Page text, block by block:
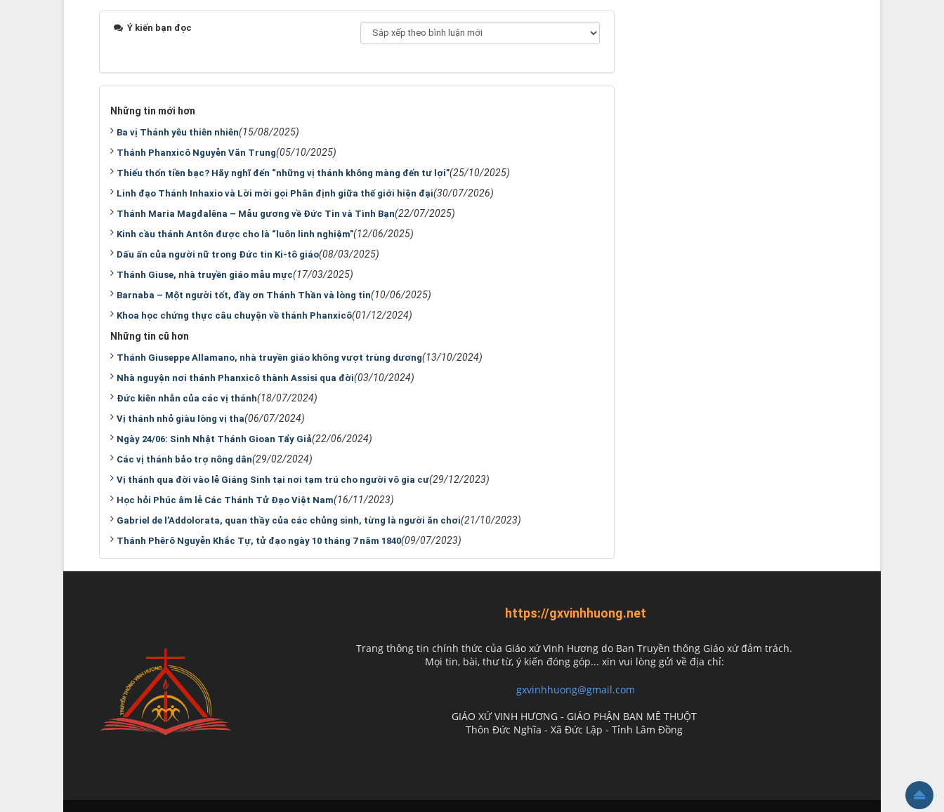
Ý kiến bạn đọc
Những tin mới hơn
Ba vị Thánh yêu thiên nhiên(15/08/2025)
Thánh Phanxicô Nguyễn Văn Trung(05/10/2025)
Thiếu thốn tiền bạc? Hãy nghĩ đến “những vị thánh không màng đến tư lợi”(25/10/2025)
Linh đạo Thánh Inhaxio và Lời mời gọi Phân định giữa thế giới hiện đại(30/07/2026)
Thánh Maria Magđalêna – Mẫu gương về Đức Tin và Tình Bạn(22/07/2025)
Kinh cầu thánh Antôn được cho là “luôn linh nghiệm”(12/06/2025)
Dấu ấn của người nữ trong Đức tin Ki-tô giáo(08/03/2025)
Thánh Giuse, nhà truyền giáo mẫu mực(17/03/2025)
Barnaba – Một người tốt, đầy ơn Thánh Thần và lòng tin(10/06/2025)
Khoa học chứng thực câu chuyện về thánh Phanxicô(01/12/2024)
Những tin cũ hơn
Thánh Giuseppe Allamano, nhà truyền giáo không vượt trùng dương(13/10/2024)
Nhà nguyện nơi thánh Phanxicô thành Assisi qua đời(03/10/2024)
Đức kiên nhẫn của các vị thánh(18/07/2024)
Vị thánh nhỏ giàu lòng vị tha(06/07/2024)
Ngày 24/06: Sinh Nhật Thánh Gioan Tẩy Giả(22/06/2024)
Các vị thánh bảo trợ nông dân(29/02/2024)
Vị thánh qua đời vào lễ Giáng Sinh tại nơi tạm trú cho người vô gia cư(29/12/2023)
Học hỏi Phúc âm lễ Các Thánh Tử Đạo Việt Nam(16/11/2023)
Gabriel de l’Addolorata, quan thầy của các chủng sinh, từng là người ăn chơi(21/10/2023)
Thánh Phêrô Nguyễn Khắc Tự, tử đạo ngày 10 tháng 7 năm 1840(09/07/2023)
https://gxvinhhuong.net
Trang thông tin chính thức của Giáo xứ Vinh Hương do Ban Truyền thông Giáo xứ đảm trách.
Mọi tin, bài, thư từ, ý kiến đóng góp... xin vui lòng gửi về địa chỉ:
gxvinhhuong@gmail.com
GIÁO XỨ VINH HƯƠNG - GIÁO PHẬN BAN MÊ THUỘT
Thôn Đức Nghĩa - Xã Đức Lập - Tỉnh Lâm Đồng